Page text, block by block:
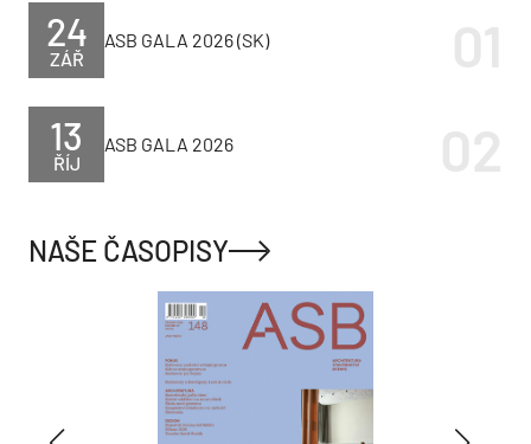
ZÁŘ
24 ASB GALA 2026 (SK)
ŘÍJ
13 ASB GALA 2026
NAŠE ČASOPISY